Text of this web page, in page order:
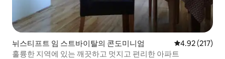
뉘스티프트 임 스트바이탈의 콘도미니엄 평점 4.92점(5
4.92 (217)
훌륭한 지역에 있는 깨끗하고 멋지고 편리한 아파트